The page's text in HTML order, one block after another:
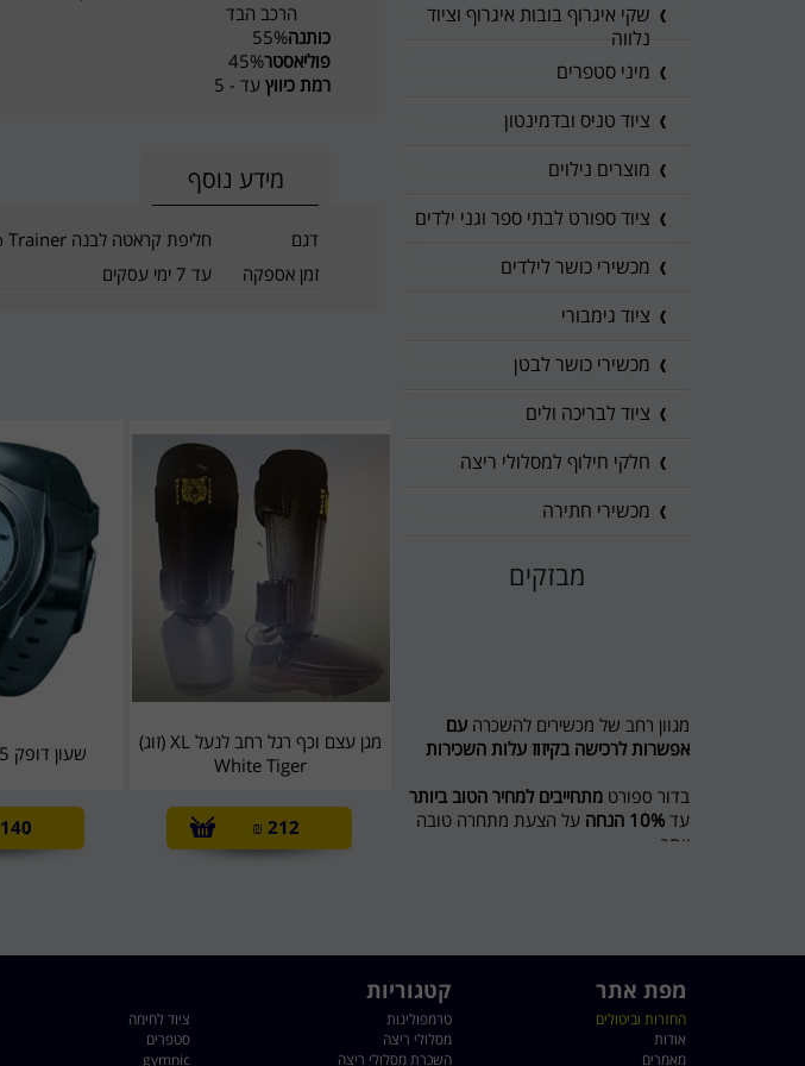
הרכב הבד
כותנה55%
פוליאסטר45%
רמת כיווץ עד - 5
מידע נוסף
דגם
חליפת קראטה לבנה Nippondo Trainer ס"מ 110
זמן אספקה
עד 7 ימי עסקים
מגן עצם וכף רגל רחב לנעל XL (זוג)
White Tiger
212
₪
שעון דופק Beurer pm25
140
שקי איגרוף בובות איגרוף וציוד
נלווה
מיני סטפרים
ציוד טניס ובדמינטון
מוצרים נילוים
ציוד ספורט לבתי ספר וגני ילדים
מכשירי כושר לילדים
ציוד גימבורי
מכשירי כושר לבטן
ציוד לבריכה ולים
חלקי חילוף למסלולי ריצה
מכשירי חתירה
מבזקים
מגוון רחב של מכשירים להשכרה עם
אפשרות לרכישה בקיזוז עלות השכירות
בדור ספורט מתחייבים למחיר הטוב ביותר
עד
על הצעת מתחרה טובה
יותר
חדש בדור ספורט השכרת אופני כושר
ואליפטיקללפרטים 0774545457
דור ספורט כי מגיע לכם הטוב ביותר
מפת אתר קטגוריות
החזרות וביטולים
אודות
מאמרים
טרמפולינות
מסלולי ריצה
השכרת מסלולי ריצה
ציוד לחימה
סטפרים
gymnic